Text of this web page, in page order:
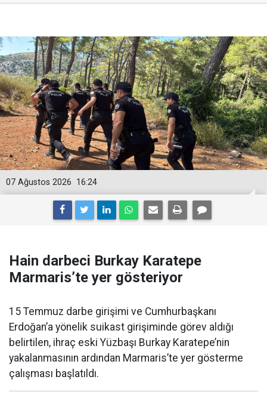
16:24
07 Ağustos 2026
Hain darbeci Burkay Karatepe
Marmaris’te yer gösteriyor
15 Temmuz darbe girişimi ve Cumhurbaşkanı
Erdoğan’a yönelik suikast girişiminde görev aldığı
belirtilen, ihraç eski Yüzbaşı Burkay Karatepe’nin
yakalanmasının ardından Marmaris’te yer gösterme
çalışması başlatıldı.